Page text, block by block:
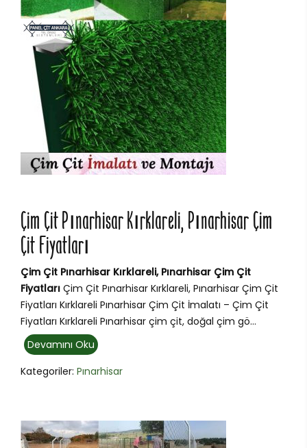
Çim Çit Pınarhisar Kırklareli, Pınarhisar Çim
Çit Fiyatları
Çim Çit Pınarhisar Kırklareli, Pınarhisar Çim Çit
Fiyatları Çim Çit Pınarhisar Kırklareli, Pınarhisar Çim Çit
Fiyatları Kırklareli Pınarhisar Çim Çit İmalatı – Çim Çit
Fiyatları Kırklareli Pınarhisar çim çit, doğal çim gö...
Devamını Oku
Kategoriler: Pınarhisar